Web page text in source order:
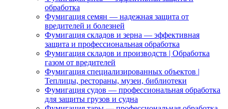
обработка
Фумигация семян — надежная защита от
вредителей и болезней
Фумигация складов и зерна — эффективная
защита и профессиональная обработка
Фумигация складов и производств | Обработка
газом от вредителей
Фумигация специализированных объектов |
Теплицы, рестораны, музеи, библиотеки
Фумигация судов — профессиональная обработка
для защиты грузов и судна